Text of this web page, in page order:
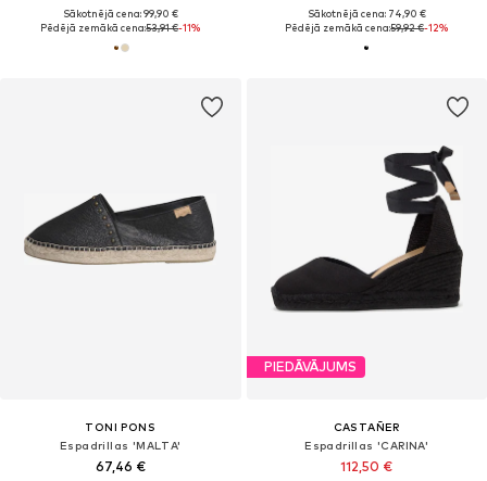
Sākotnējā cena: 99,90 €
Pēdējā zemākā cena:53,91 €-11%
Sākotnējā cena: 74,90 €
Pēdējā zemākā cena:59,92 €-12%
TONI PONS
Espadrillas 'MALTA'
67,46 €
PIEDĀVĀJUMS
CASTAÑER
Espadrillas 'CARINA'
112,50 €